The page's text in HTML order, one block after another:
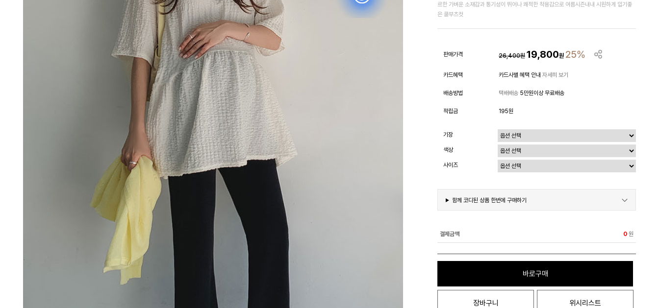
르한 가벼운 소재감과 통기성이 뛰어나 쾌적한 착용감으로 여름시즌내내 시원하게 입기좋
은 쿨부츠컷
판매가격 26,400원 19,800원 25%
카드혜택 카드사별 혜택 안내 자세히 보기
배송방법 택배배송 5만원이상 무료배송
적립금 195원
기장
색상
사이즈
함께 코디된 상품 한번에 구매하기
결제금액 0 원
바로구매
장바구니 위시리스트